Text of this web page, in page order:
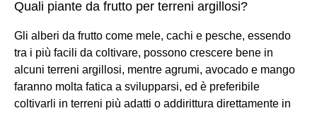
Quali piante da frutto per terreni argillosi?
Gli alberi da frutto come mele, cachi e pesche, essendo
tra i più facili da coltivare, possono crescere bene in
alcuni terreni argillosi, mentre agrumi, avocado e mango
faranno molta fatica a svilupparsi, ed è preferibile
coltivarli in terreni più adatti o addirittura direttamente in